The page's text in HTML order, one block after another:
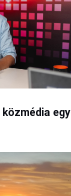
közmédia